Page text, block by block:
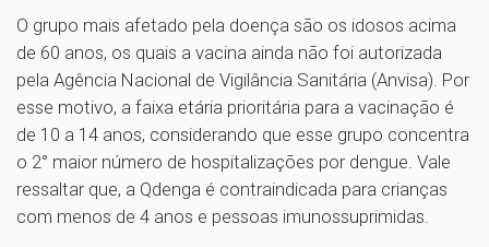
O grupo mais afetado pela doença são os idosos acima
de 60 anos, os quais a vacina ainda não foi autorizada
pela Agência Nacional de Vigilância Sanitária (Anvisa). Por
esse motivo, a faixa etária prioritária para a vacinação é
de 10 a 14 anos, considerando que esse grupo concentra
o 2° maior número de hospitalizações por dengue. Vale
ressaltar que, a Qdenga é contraindicada para crianças
com menos de 4 anos e pessoas imunossuprimidas.